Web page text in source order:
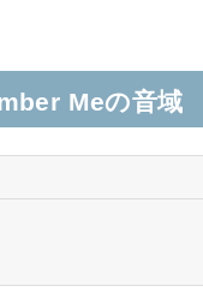
Meの音域